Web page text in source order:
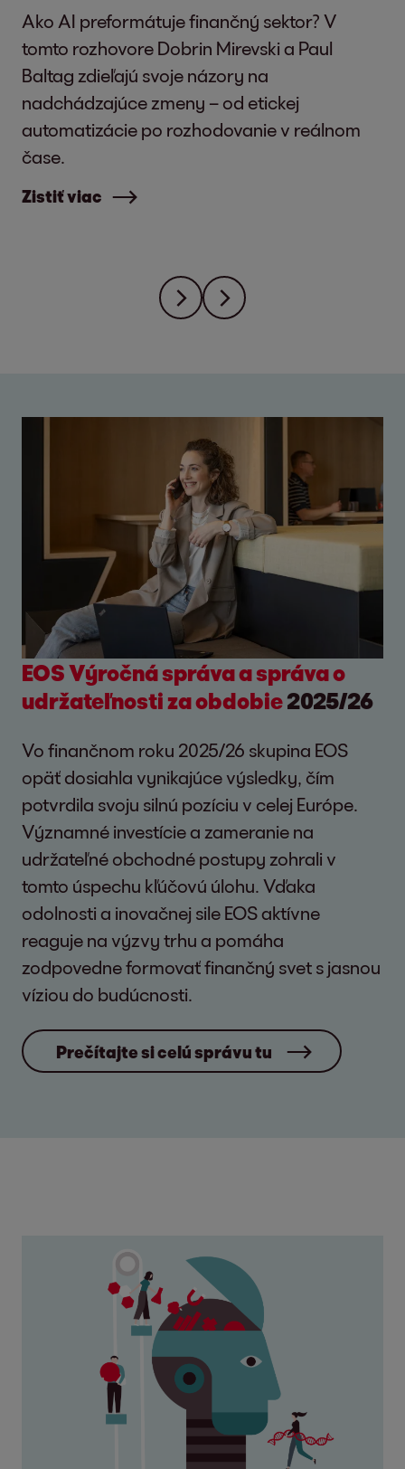
Ako AI preformátuje finančný sektor? V
tomto rozhovore Dobrin Mirevski a Paul
Baltag zdieľajú svoje názory na
nadchádzajúce zmeny – od etickej
automatizácie po rozhodovanie v reálnom
čase.
Zistiť viac
EOS Výročná správa a správa o
udržateľnosti za obdobie2025/26
Vo finančnom roku 2025/26 skupina EOS
opäť dosiahla vynikajúce výsledky, čím
potvrdila svoju silnú pozíciu v celej Európe.
Významné investície a zameranie na
udržateľné obchodné postupy zohrali v
tomto úspechu kľúčovú úlohu. Vďaka
odolnosti a inovačnej sile EOS aktívne
reaguje na výzvy trhu a pomáha
zodpovedne formovať finančný svet s jasnou
víziou do budúcnosti.
Prečítajte si celú správu tu